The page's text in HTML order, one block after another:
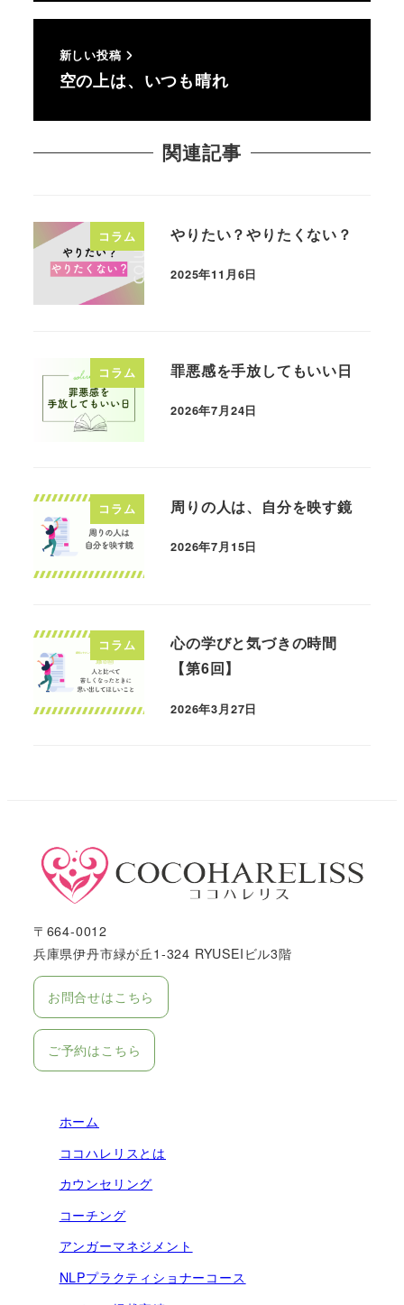
新しい投稿
空の上は、いつも晴れ
関連記事
コラム やりたい？やりたくない？
投稿日
2025年11月6日
コラム 罪悪感を手放してもいい日
投稿日
2026年7月24日
コラム 周りの人は、自分を映す鏡
投稿日
2026年7月15日
コラム
心の学びと気づきの時間
【第6回】
投稿日
2026年3月27日
〒664-0012
兵庫県伊丹市緑が丘1-324 RYUSEIビル3階
お問合せはこちら
ご予約はこちら
ホーム
ココハレリスとは
カウンセリング
コーチング
アンガーマネジメント
NLPプラクティショナーコース